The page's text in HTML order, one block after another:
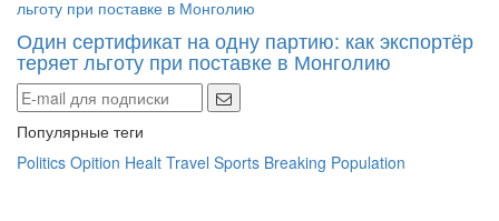
Один сертификат на одну партию: как экспортёр
теряет льготу при поставке в Монголию
Популярные теги
Politics Opition Healt Travel Sports Breaking Population